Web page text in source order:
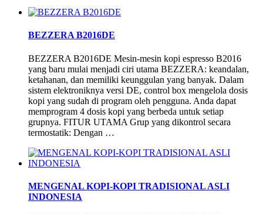
BEZZERA B2016DE
BEZZERA B2016DE Mesin-mesin kopi espresso B2016
yang baru mulai menjadi ciri utama BEZZERA: keandalan,
ketahanan, dan memiliki keunggulan yang banyak. Dalam
sistem elektroniknya versi DE, control box mengelola dosis
kopi yang sudah di program oleh pengguna. Anda dapat
memprogram 4 dosis kopi yang berbeda untuk setiap
grupnya. FITUR UTAMA Grup yang dikontrol secara
termostatik: Dengan …
MENGENAL KOPI-KOPI TRADISIONAL ASLI
INDONESIA